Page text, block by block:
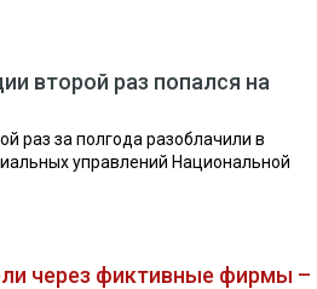
второй раз попался на
раз за полгода разоблачили в
управлений Национальной
через фиктивные фирмы –